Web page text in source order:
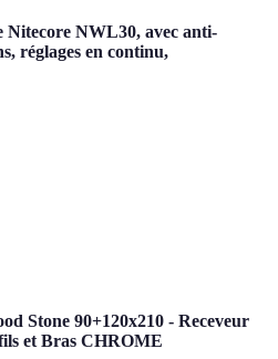
Nitecore NWL30, avec anti-
réglages en continu,
Stone 90+120x210 - Receveur
et Bras CHROME